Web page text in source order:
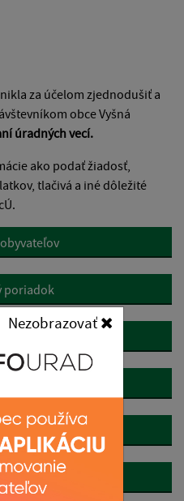
Nezobrazovať
za účelom zjednodušiť a
obce Vyšná
úradných vecí.
ako podať žiadosť,
tlačivá a iné dôležité
poriadok
a listín
k informáciám
návrh